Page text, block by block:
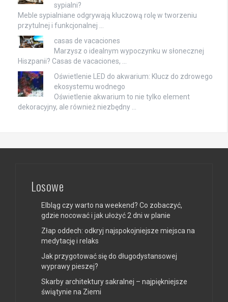
sypialni?
Meble sypialniane odgrywają kluczową rolę w tworzeniu
przytulnej i funkcjonalnej …
casas de vacaciones
Marzysz o idealnym wypoczynku w słonecznej
Hiszpanii? Casas de vacaciones, …
Oświetlenie LED do akwarium: Klucz do zdrowego
ekosystemu wodnego
Oświetlenie akwarium to nie tylko element
dekoracyjny, ale również niezbędny …
Losowe
Elbląg czy warto na weekend? Co zobaczyć,
gdzie nocować i jak ułożyć 2 dni w planie
Złap oddech: odkryj najspokojniejsze miejsca na
medytację i relaks
Jak przygotować się do długodystansowej
wyprawy pieszej?
Skarby architektury sakralnej – najpiękniejsze
świątynie na Ziemi